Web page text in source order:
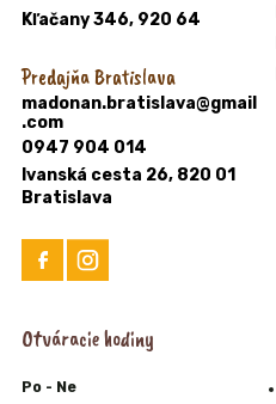
Kľačany 346, 920 64
Predajňa Bratislava
madonan.bratislava@gmail
.com
0947 904 014
Ivanská cesta 26, 820 01
Bratislava
Otváracie hodiny
Po - Ne